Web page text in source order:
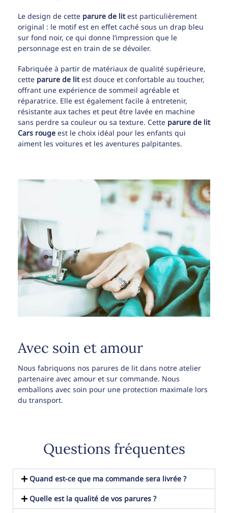
Le design de cette parure de litest particulièrement
original : le motif est en effet caché sous un drap bleu
sur fond noir, ce qui donne l’impression que le
personnage est en train de se dévoiler.
Fabriquée à partir de matériaux de qualité supérieure,
cette parure de litest douce et confortable au toucher,
offrant une expérience de sommeil agréable et
réparatrice. Elle est également facile à entretenir,
résistante aux taches et peut être lavée en machine
sans perdre sa couleur ou sa texture. Cette parure de lit
Cars rouge est le choix idéal pour les enfants qui
aiment les voitures et les aventures palpitantes.
Avec soin et amour
Nous fabriquons nos parures de lit dans notre atelier
partenaire avec amour et sur commande. Nous
emballons avec soin pour une protection maximale lors
du transport.
Questions fréquentes
Quand est-ce que ma commande sera livrée ?
Quelle est la qualité de vos parures ?